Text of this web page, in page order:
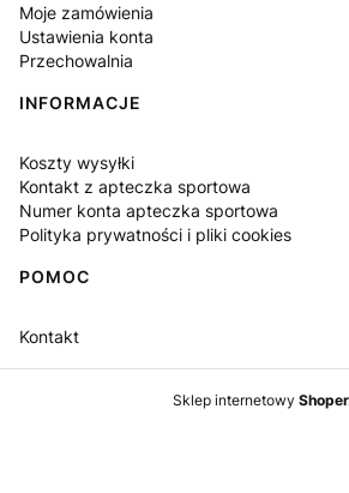
Moje zamówienia
Ustawienia konta
Przechowalnia
INFORMACJE
Koszty wysyłki
Kontakt z apteczka sportowa
Numer konta apteczka sportowa
Polityka prywatności i pliki cookies
POMOC
Kontakt
Sklep internetowy